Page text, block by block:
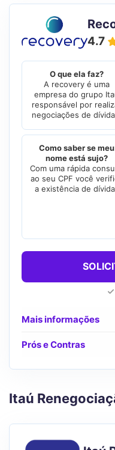
4.7
O que ela faz?
A recovery é uma
empresa do grupo
responsável por
negociações de
Como saber se meu
nome está sujo?
Com uma rápida
ao seu CPF você
a existência de
Mais informações
Prós e Contras
Itaú